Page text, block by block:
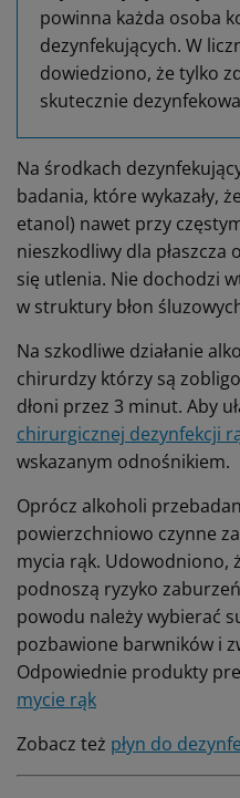
powinna każda osoba
dezynfekujących. W
dowiedziono, że tylko
skutecznie
Na środkach
badania, które wykazały,
etanol) nawet przy
nieszkodliwy dla
się utlenia. Nie dochodzi
w struktury błon
Na szkodliwe działanie
chirurdzy którzy są
dłoni przez 3 minut. Aby
chirurgicznej dezynfekcji
wskazanym odnośnikiem.
Oprócz alkoholi
powierzchniowo czynne
mycia rąk. Udowodniono,
podnoszą ryzyko
powodu należy wybierać
pozbawione barwników i
Odpowiednie produkty
mycie rąk
Zobacz też płyn do